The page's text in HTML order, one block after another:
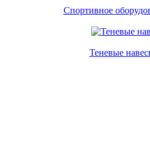
Спортивное
Теневые